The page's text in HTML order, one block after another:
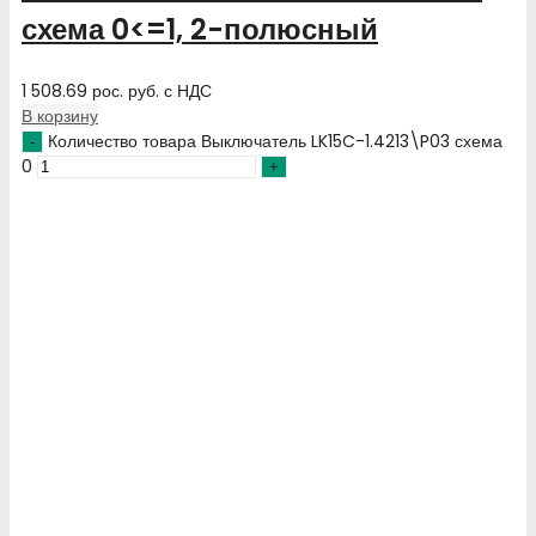
схема 0<=1, 2-полюсный
1 508.69 рос. руб. с НДС
В корзину
Количество товара Выключатель LK15C-1.4213\P03 схема
0